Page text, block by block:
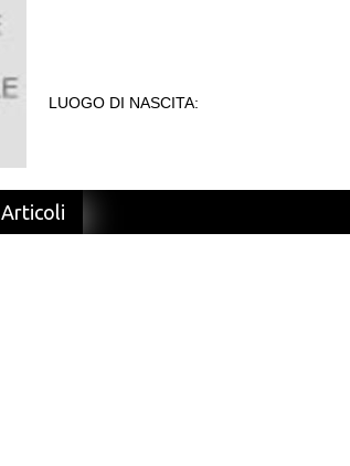
LUOGO DI NASCITA:
Articoli